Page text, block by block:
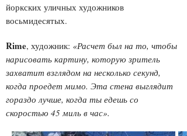
йоркских уличных художников
восьмидесятых.
Rime, художник: «Расчет был на то, чтобы
нарисовать картину, которую зритель
захватит взглядом на несколько секунд,
когда проедет мимо. Эта стена выглядит
гораздо лучше, когда ты едешь со
скоростью 45 миль в час».